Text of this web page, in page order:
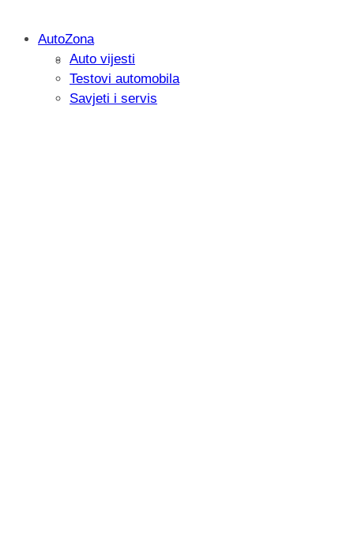
Savjetujemo: Što učiniti kada vaš
AutoZona
Auto vijesti
Testovi automobila
Savjeti i servis